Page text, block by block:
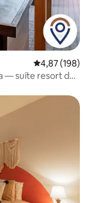
4,87 de uma
4,87 (198)
— suíte resort de